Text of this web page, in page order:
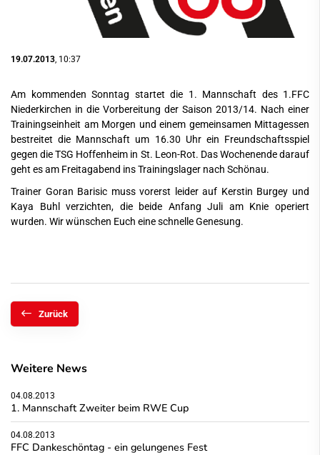
19.07.2013 , 10:37
Am kommenden Sonntag startet die 1. Mannschaft des 1.FFC
Niederkirchen in die Vorbereitung der Saison 2013/14. Nach einer
Trainingseinheit am Morgen und einem gemeinsamen Mittagessen
bestreitet die Mannschaft um 16.30 Uhr ein Freundschaftsspiel
gegen die TSG Hoffenheim in St. Leon-Rot. Das Wochenende darauf
geht es am Freitagabend ins Trainingslager nach Schönau.
Trainer Goran Barisic muss vorerst leider auf Kerstin Burgey und
Kaya Buhl verzichten, die beide Anfang Juli am Knie operiert
wurden. Wir wünschen Euch eine schnelle Genesung.
Zurück
Weitere News
04.08.2013
1. Mannschaft Zweiter beim RWE Cup
04.08.2013
FFC Dankeschöntag - ein gelungenes Fest